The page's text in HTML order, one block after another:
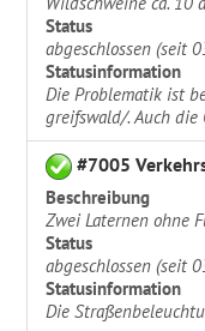
Status
abgeschlossen (seit
Statusinformation
Die Problematik ist
greifswald/. Auch
#7005
Beschreibung
Zwei Laternen ohne
Status
abgeschlossen (seit
Statusinformation
Die